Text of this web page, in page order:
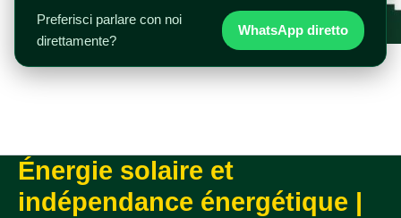
Preferisci parlare con noi
direttamente?
WhatsApp diretto
Énergie solaire et
indépendance énergétique |